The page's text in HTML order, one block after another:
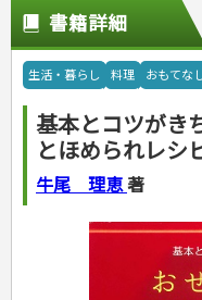
スポーツ
スポーツルール
野球
ゴルフ
ジュニアスポーツ
その他スポーツ
自然・アウトドア・ペッ
アウトドア
犬・猫
園芸・野菜づくり
雑学
娯楽・ゲーム・占い
ナンプレ
ゲーム・マジック
家相・風水・占い
カルチャー・芸術・趣
音楽・楽器
趣味・鑑賞・カメラ
絵画・デッサン
辞典
語学・旅行会話
運転免許
原付・二輪
普通免許
生活・暮らし
料理
料理・レシピ
各国料理
お弁当
調理器具クッキング
お菓子・ケーキ・
手芸・クラフト
ソーイング
クラフト
インテリア・ハウジ
収納・掃除・暮らし
美容・ファッション
ダイエット・エクサ
着物・着つけ
冠婚葬祭・手紙・ペン
手紙・ペン字
妊娠・出産・育児
離乳食・幼児食・
健康と保育
家庭医学・健康
ツボ・マッサージ
家庭医学・病気
健康知識
栄養事典
看護・介護
看護一般
介護一般
保育・教育
パネルシアター
指導マニュアル
こどもの本
児童一般
おりがみ・あやとり
なぞなぞ・ゲーム
占い・心理ゲーム
のりもの・ずかん
音と光のでる絵本
学参・ドリル
夏休みドリル
総復習ドリル
学習・地図
自由研究・読書感
えんぴつちょう
就職活動
就職活動
就職試験
資格試験
英語検定・TOEIC
漢字検定・数学検定
経営・経済・法律
ビジネス・法律
書籍詳細
生活・暮らし 料理 おもてな
基本とコツが
とほめられレシ
牛尾 理恵著